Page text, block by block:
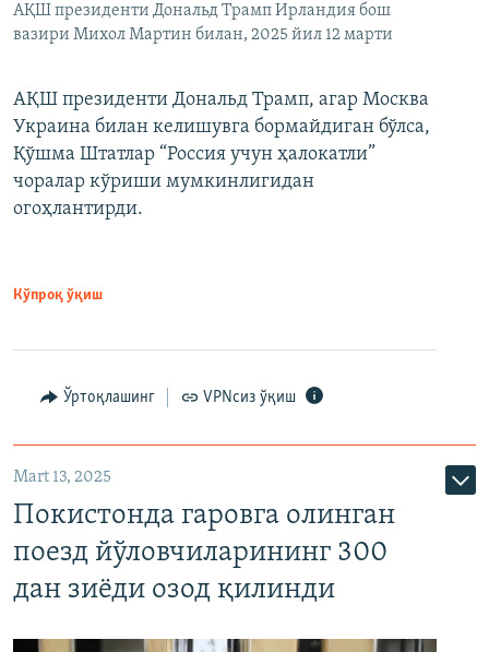
АҚШ президенти Дональд Трамп Ирландия бош
вазири Михол Мартин билан, 2025 йил 12 марти
АҚШ президенти Дональд Трамп, агар Москва
Украина билан келишувга бормайдиган бўлса,
Қўшма Штатлар “Россия учун ҳалокатли”
чоралар кўриши мумкинлигидан
огоҳлантирди.
Кўпроқ ўқиш
Ўртоқлашинг VPNсиз ўқиш
Mart 13, 2025
Покистонда гаровга олинган
поезд йўловчиларининг 300
дан зиёди озод қилинди